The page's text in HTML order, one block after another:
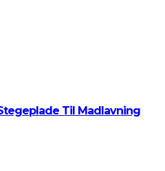
Til Madlavning